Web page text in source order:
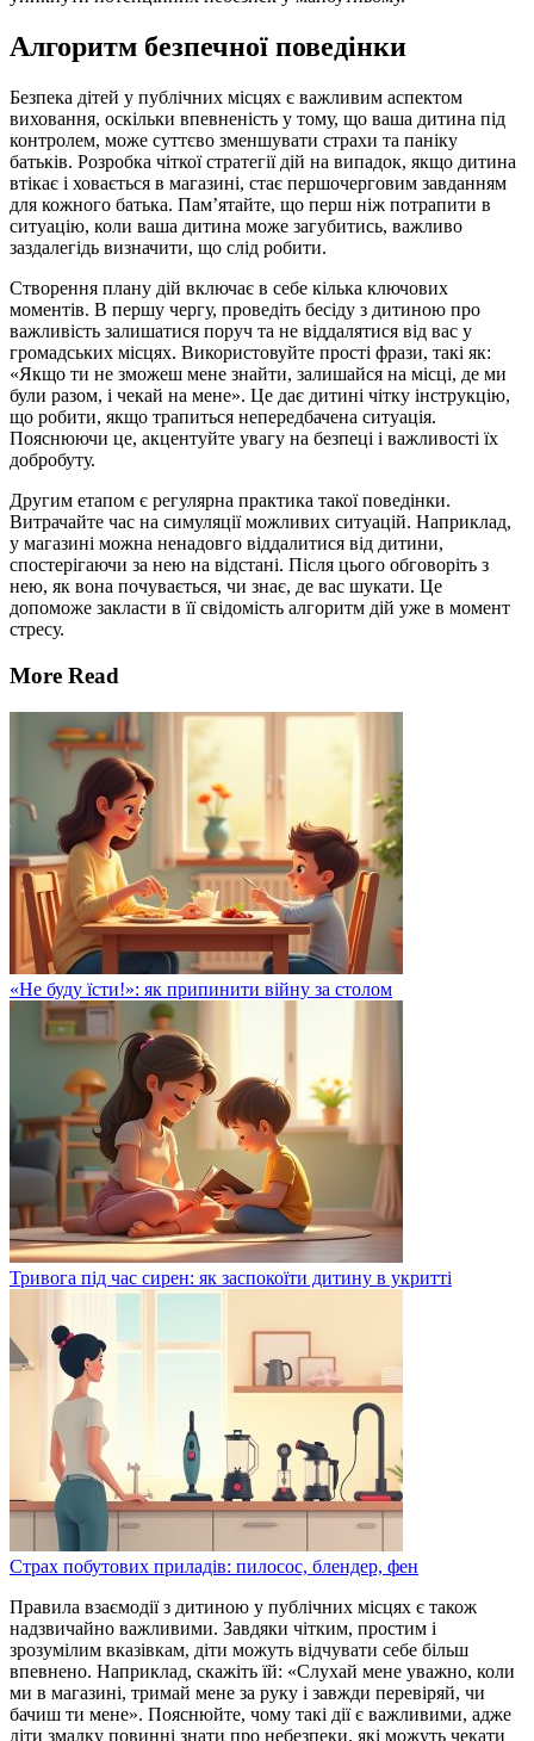
Алгоритм безпечної поведінки
Безпека дітей у публічних місцях є важливим аспектом
виховання, оскільки впевненість у тому, що ваша дитина під
контролем, може суттєво зменшувати страхи та паніку
батьків. Розробка чіткої стратегії дій на випадок, якщо дитина
втікає і ховається в магазині, стає першочерговим завданням
для кожного батька. Пам’ятайте, що перш ніж потрапити в
ситуацію, коли ваша дитина може загубитись, важливо
заздалегідь визначити, що слід робити.
Створення плану дій включає в себе кілька ключових
моментів. В першу чергу, проведіть бесіду з дитиною про
важливість залишатися поруч та не віддалятися від вас у
громадських місцях. Використовуйте прості фрази, такі як:
«Якщо ти не зможеш мене знайти, залишайся на місці, де ми
були разом, і чекай на мене». Це дає дитині чітку інструкцію,
що робити, якщо трапиться непередбачена ситуація.
Пояснюючи це, акцентуйте увагу на безпеці і важливості їх
добробуту.
Другим етапом є регулярна практика такої поведінки.
Витрачайте час на симуляції можливих ситуацій. Наприклад,
у магазині можна ненадовго віддалитися від дитини,
спостерігаючи за нею на відстані. Після цього обговоріть з
нею, як вона почувається, чи знає, де вас шукати. Це
допоможе закласти в її свідомість алгоритм дій уже в момент
стресу.
More Read
«Не буду їсти!»: як припинити війну за столом
Тривога під час сирен: як заспокоїти дитину в укритті
Страх побутових приладів: пилосос, блендер, фен
Правила взаємодії з дитиною у публічних місцях є також
надзвичайно важливими. Завдяки чітким, простим і
зрозумілим вказівкам, діти можуть відчувати себе більш
впевнено. Наприклад, скажіть їй: «Слухай мене уважно, коли
ми в магазині, тримай мене за руку і завжди перевіряй, чи
бачиш ти мене». Пояснюйте, чому такі дії є важливими, адже
діти змалку повинні знати про небезпеки, які можуть чекати